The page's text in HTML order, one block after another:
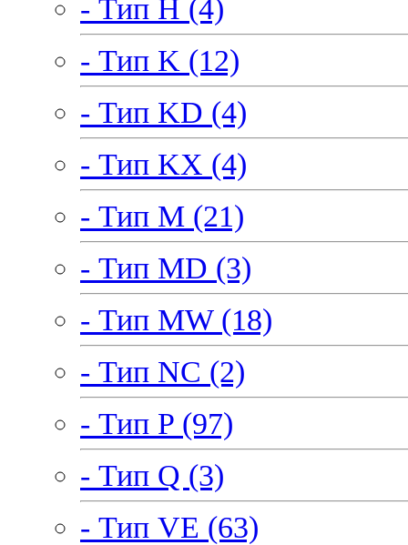
- Тип H (4)
- Тип K (12)
- Тип KD (4)
- Тип KX (4)
- Тип M (21)
- Тип MD (3)
- Тип MW (18)
- Тип NC (2)
- Тип P (97)
- Тип Q (3)
- Тип VE (63)